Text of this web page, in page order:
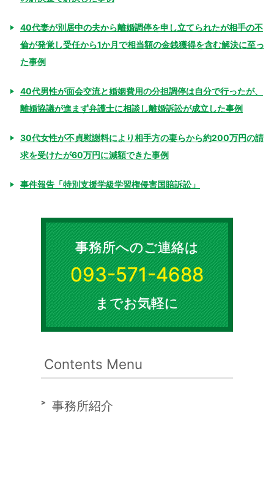
40代妻が別居中の夫から離婚調停を申し立てられたが相手の不
倫が発覚し受任から1か月で相当額の金銭獲得を含む解決に至っ
た事例
40代男性が面会交流と婚姻費用の分担調停は自分で行ったが、
離婚協議が進まず弁護士に相談し離婚訴訟が成立した事例
30代女性が不貞慰謝料により相手方の妻らから約200万円の請
求を受けたが60万円に減額できた事例
事件報告「特別支援学級学習権侵害国賠訴訟」
事務所へのご連絡は
093-571-4688
までお気軽に
Contents Menu
事務所紹介